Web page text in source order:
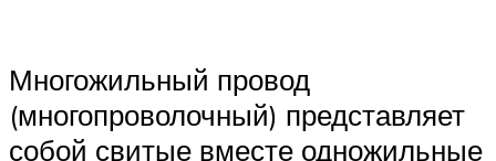
Многожильный провод
(многопроволочный) представляет
собой свитые вместе одножильные